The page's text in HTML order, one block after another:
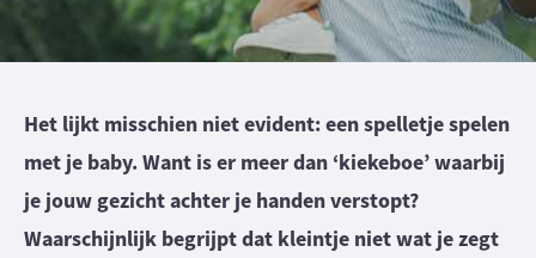
Het lijkt misschien niet evident: een spelletje spelen
met je baby. Want is er meer dan ‘kiekeboe’ waarbij
je jouw gezicht achter je handen verstopt?
Waarschijnlijk begrijpt dat kleintje niet wat je zegt